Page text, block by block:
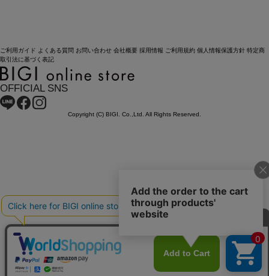
ご利用ガイド よくある質問 お問い合わせ 会社概要 採用情報 ご利用規約 個人情報保護方針 特定商
取引法に基づく表記
OFFICIAL SNS
Copyright (C) BIGI. Co.,Ltd. All Rights Reserved.